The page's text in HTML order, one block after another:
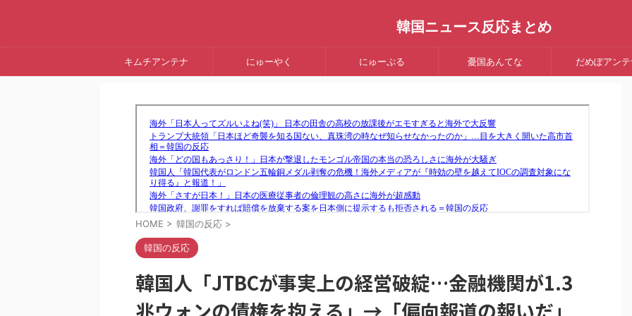
韓国ニュース反応まとめ
キムチアンテナ にゅーやく にゅーぷる 憂国あんてな だめぽアンテ
HOME > 韓国の反応 >
韓国の反応
韓国人「JTBCが事実上の経営破綻…金融機関が1.3